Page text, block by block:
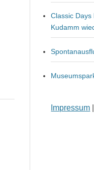
Classic
Kudamm
Impressum